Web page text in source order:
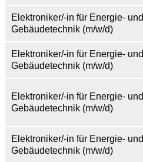
Elektroniker/-in für Energie- und
Gebäudetechnik (m/w/d)
Elektroniker/-in für Energie- und
Gebäudetechnik (m/w/d)
Elektroniker/-in für Energie- und
Gebäudetechnik (m/w/d)
Elektroniker/-in für Energie- und
Gebäudetechnik (m/w/d)